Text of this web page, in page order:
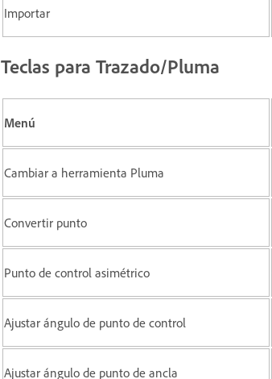
Importar
Teclas para Trazado/Pluma
Menú
Cambiar a herramienta Pluma
Convertir punto
Punto de control asimétrico
Ajustar ángulo de punto de control
Ajustar ángulo de punto de ancla